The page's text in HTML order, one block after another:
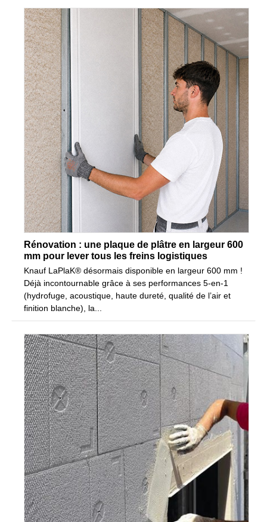
Rénovation : une plaque de plâtre en largeur 600
mm pour lever tous les freins logistiques
Knauf LaPlaK® désormais disponible en largeur 600 mm !
Déjà incontournable grâce à ses performances 5-en-1
(hydrofuge, acoustique, haute dureté, qualité de l’air et
finition blanche), la...